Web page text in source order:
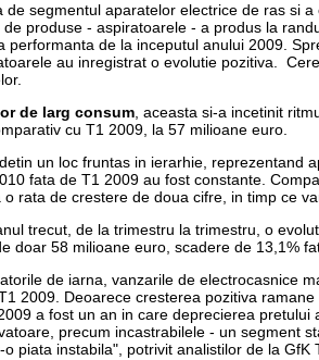
segmentul aparatelor electrice de ras si
produse - aspiratoarele - a produs la
performanta de la inceputul anului 2009.
au inregistrat o evolutie pozitiva.
de larg consum , aceasta si-a incetinit
cu T1 2009, la 57 milioane euro.
un loc fruntas in ierarhie,
fata de T1 2009 au fost constante.
rata de crestere de doua cifre, in timp ce
trecut, de la trimestru la trimestru, o
doar 58 milioane euro, scadere de 13,1%
de iarna, vanzarile de electrocasnice
2009. Deoarece cresterea pozitiva
a fost un an in care deprecierea
precum incastrabilele - un segment
piata instabila", potrivit analistilor de la GfK